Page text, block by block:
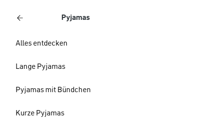
Pyjamas
Alles entdecken
Lange Pyjamas
Pyjamas mit Bündchen
Kurze Pyjamas